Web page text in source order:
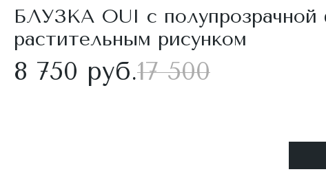
БЛУЗКА OUI с полупрозрачной
растительным рисунком
8 750 руб.17 500